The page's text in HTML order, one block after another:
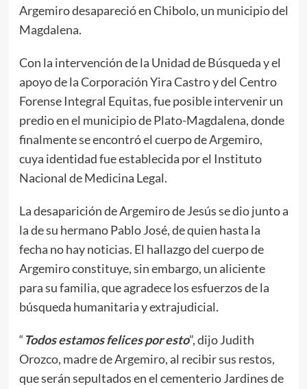
Argemiro desapareció en Chibolo, un municipio del
Magdalena.
Con la intervención de la Unidad de Búsqueda y el
apoyo de la Corporación Yira Castro y del Centro
Forense Integral Equitas, fue posible intervenir un
predio en el municipio de Plato-Magdalena, donde
finalmente se encontró el cuerpo de Argemiro,
cuya identidad fue establecida por el Instituto
Nacional de Medicina Legal.
La desaparición de Argemiro de Jesús se dio junto a
la de su hermano Pablo José, de quien hasta la
fecha no hay noticias. El hallazgo del cuerpo de
Argemiro constituye, sin embargo, un aliciente
para su familia, que agradece los esfuerzos de la
búsqueda humanitaria y extrajudicial.
“Todos estamos felices por esto”, dijo Judith
Orozco, madre de Argemiro, al recibir sus restos,
que serán sepultados en el cementerio Jardines de